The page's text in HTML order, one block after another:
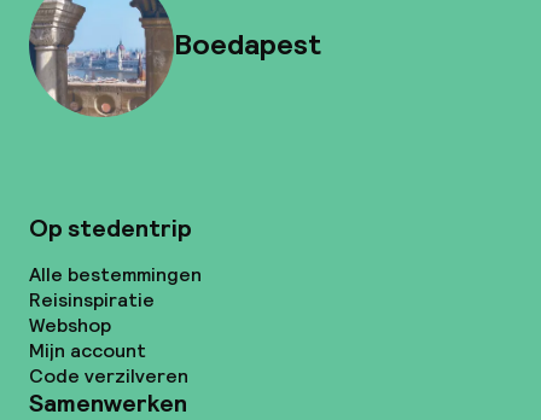
Boedapest
Op stedentrip
Alle bestemmingen
Reisinspiratie
Webshop
Mijn account
Code verzilveren
Samenwerken